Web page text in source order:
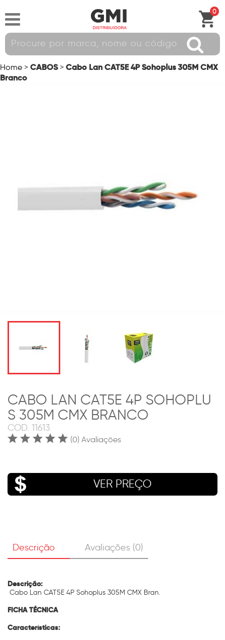
0
Home > CABOS > Cabo Lan CAT5E 4P Sohoplus 305M CMX
Branco
CABO LAN CAT5E 4P SOHOPLU
S 305M CMX BRANCO
COD. 11613
(0) Avaliações
VER PREÇO
Descrição Avaliações (0)
Descrição:
Cabo Lan CAT5E 4P Sohoplus 305M CMX Bran.
FICHA TÉCNICA
Características: